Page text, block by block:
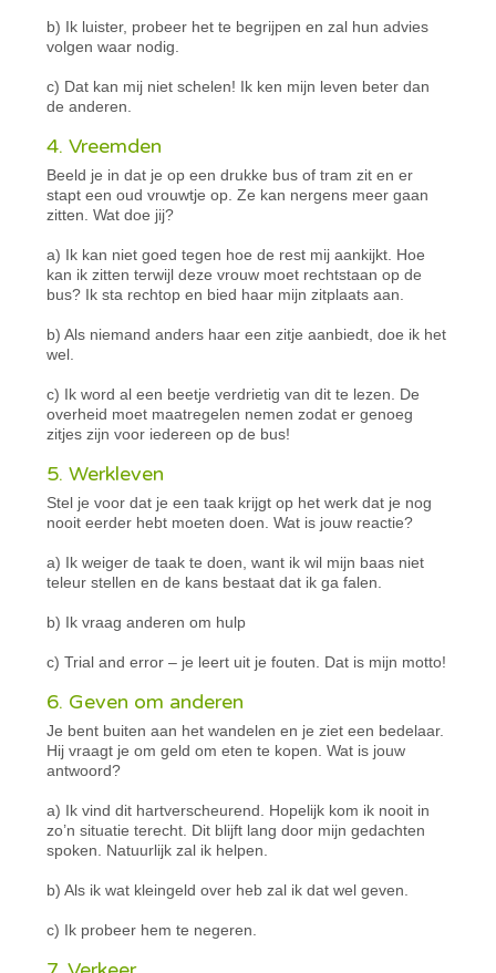
b) Ik luister, probeer het te begrijpen en zal hun advies
volgen waar nodig.
c) Dat kan mij niet schelen! Ik ken mijn leven beter dan
de anderen.
4. Vreemden
Beeld je in dat je op een drukke bus of tram zit en er
stapt een oud vrouwtje op. Ze kan nergens meer gaan
zitten. Wat doe jij?
a) Ik kan niet goed tegen hoe de rest mij aankijkt. Hoe
kan ik zitten terwijl deze vrouw moet rechtstaan op de
bus? Ik sta rechtop en bied haar mijn zitplaats aan.
b) Als niemand anders haar een zitje aanbiedt, doe ik het
wel.
c) Ik word al een beetje verdrietig van dit te lezen. De
overheid moet maatregelen nemen zodat er genoeg
zitjes zijn voor iedereen op de bus!
5. Werkleven
Stel je voor dat je een taak krijgt op het werk dat je nog
nooit eerder hebt moeten doen. Wat is jouw reactie?
a) Ik weiger de taak te doen, want ik wil mijn baas niet
teleur stellen en de kans bestaat dat ik ga falen.
b) Ik vraag anderen om hulp
c) Trial and error – je leert uit je fouten. Dat is mijn motto!
6. Geven om anderen
Je bent buiten aan het wandelen en je ziet een bedelaar.
Hij vraagt je om geld om eten te kopen. Wat is jouw
antwoord?
a) Ik vind dit hartverscheurend. Hopelijk kom ik nooit in
zo’n situatie terecht. Dit blijft lang door mijn gedachten
spoken. Natuurlijk zal ik helpen.
b) Als ik wat kleingeld over heb zal ik dat wel geven.
c) Ik probeer hem te negeren.